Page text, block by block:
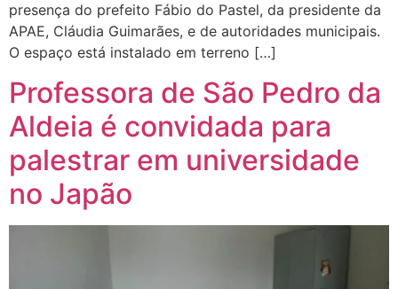
presença do prefeito Fábio do Pastel, da presidente da
APAE, Cláudia Guimarães, e de autoridades municipais.
O espaço está instalado em terreno […]
Professora de São Pedro da
Aldeia é convidada para
palestrar em universidade
no Japão